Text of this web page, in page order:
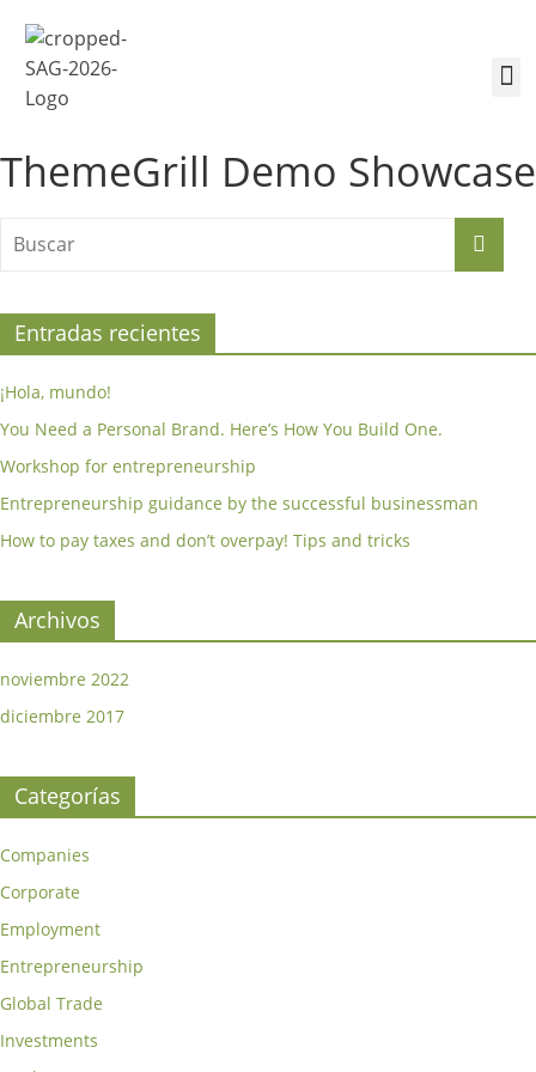
ThemeGrill Demo Showcase
Entradas recientes
¡Hola, mundo!
You Need a Personal Brand. Here’s How You Build One.
Workshop for entrepreneurship
Entrepreneurship guidance by the successful businessman
How to pay taxes and don’t overpay! Tips and tricks
Archivos
noviembre 2022
diciembre 2017
Categorías
Companies
Corporate
Employment
Entrepreneurship
Global Trade
Investments